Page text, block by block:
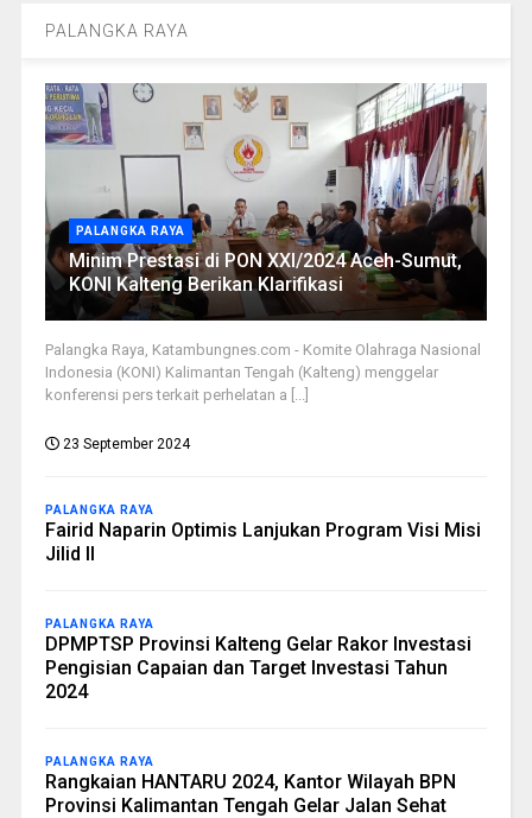
PALANGKA RAYA
PALANGKA RAYA
Minim Prestasi di PON XXI/2024 Aceh-Sumut,
KONI Kalteng Berikan Klarifikasi
Palangka Raya, Katambungnes.com - Komite Olahraga Nasional
Indonesia (KONI) Kalimantan Tengah (Kalteng) menggelar
konferensi pers terkait perhelatan a [...]
23 September 2024
PALANGKA RAYA
Fairid Naparin Optimis Lanjukan Program Visi Misi
Jilid II
PALANGKA RAYA
DPMPTSP Provinsi Kalteng Gelar Rakor Investasi
Pengisian Capaian dan Target Investasi Tahun
2024
PALANGKA RAYA
Rangkaian HANTARU 2024, Kantor Wilayah BPN
Provinsi Kalimantan Tengah Gelar Jalan Sehat